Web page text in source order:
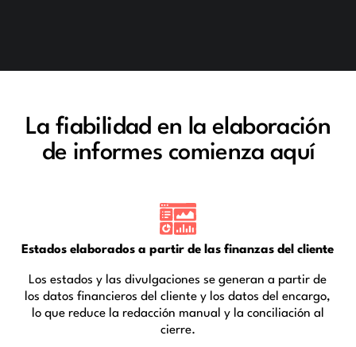
La fiabilidad en la elaboración
de informes comienza aquí
Estados elaborados a partir de las finanzas del cliente
Los estados y las divulgaciones se generan a partir de
los datos financieros del cliente y los datos del encargo,
lo que reduce la redacción manual y la conciliación al
cierre.